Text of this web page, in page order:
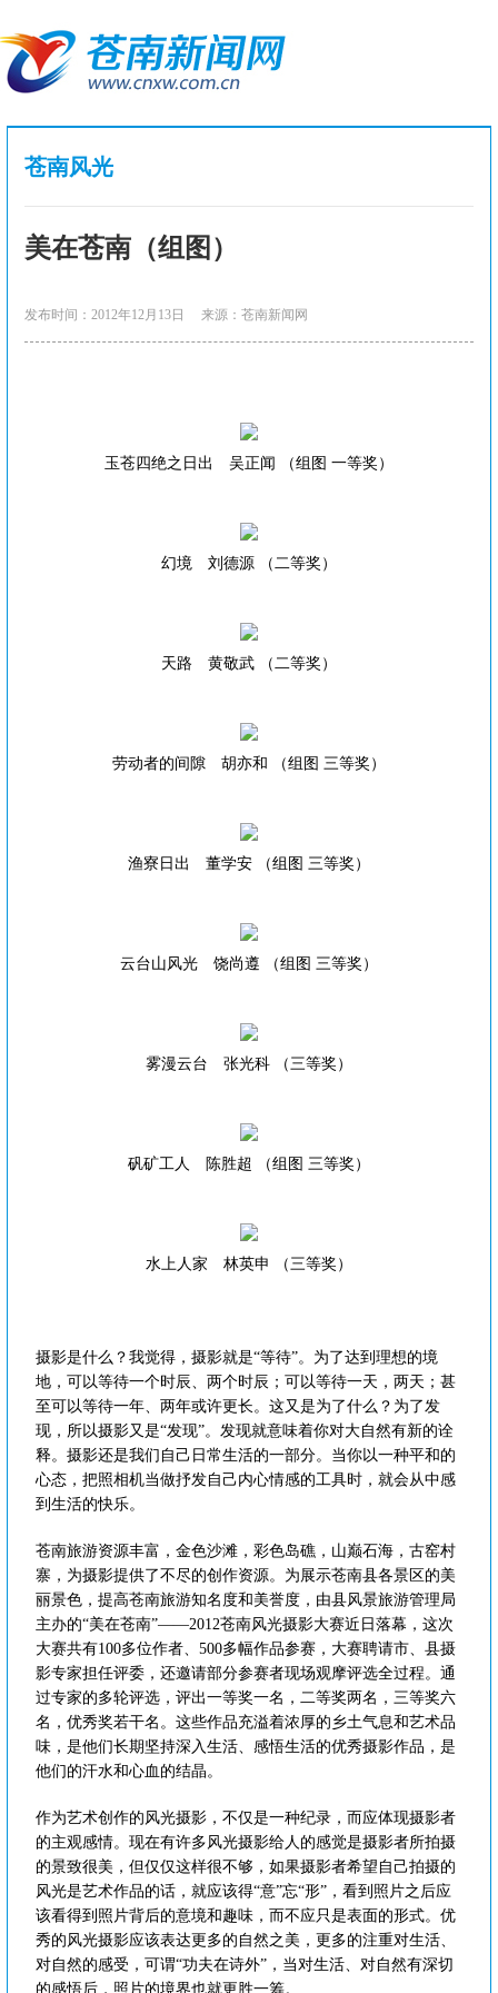
苍南风光
美在苍南（组图）
发布时间：2012年12月13日 来源：苍南新闻网
玉苍四绝之日出 吴正闻 （组图 一等奖）
幻境 刘德源 （二等奖）
天路 黄敬武 （二等奖）
劳动者的间隙 胡亦和 （组图 三等奖）
渔寮日出 董学安 （组图 三等奖）
云台山风光 饶尚遵 （组图 三等奖）
雾漫云台 张光科 （三等奖）
矾矿工人 陈胜超 （组图 三等奖）
水上人家 林英申 （三等奖）
摄影是什么？我觉得，摄影就是“等待”。为了达到理想的境
地，可以等待一个时辰、两个时辰；可以等待一天，两天；甚
至可以等待一年、两年或许更长。这又是为了什么？为了发
现，所以摄影又是“发现”。发现就意味着你对大自然有新的诠
释。摄影还是我们自己日常生活的一部分。当你以一种平和的
心态，把照相机当做抒发自己内心情感的工具时，就会从中感
到生活的快乐。
苍南旅游资源丰富，金色沙滩，彩色岛礁，山巅石海，古窑村
寨，为摄影提供了不尽的创作资源。为展示苍南县各景区的美
丽景色，提高苍南旅游知名度和美誉度，由县风景旅游管理局
主办的“美在苍南”——2012苍南风光摄影大赛近日落幕，这次
大赛共有100多位作者、500多幅作品参赛，大赛聘请市、县摄
影专家担任评委，还邀请部分参赛者现场观摩评选全过程。通
过专家的多轮评选，评出一等奖一名，二等奖两名，三等奖六
名，优秀奖若干名。这些作品充溢着浓厚的乡土气息和艺术品
味，是他们长期坚持深入生活、感悟生活的优秀摄影作品，是
他们的汗水和心血的结晶。
作为艺术创作的风光摄影，不仅是一种纪录，而应体现摄影者
的主观感情。现在有许多风光摄影给人的感觉是摄影者所拍摄
的景致很美，但仅仅这样很不够，如果摄影者希望自己拍摄的
风光是艺术作品的话，就应该得“意”忘“形”，看到照片之后应
该看得到照片背后的意境和趣味，而不应只是表面的形式。优
秀的风光摄影应该表达更多的自然之美，更多的注重对生活、
对自然的感受，可谓“功夫在诗外”，当对生活、对自然有深切
的感悟后，照片的境界也就更胜一筹。